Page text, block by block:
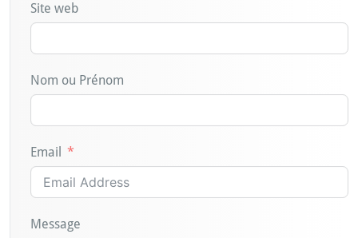
Site web
Nom ou Prénom
Email
Message